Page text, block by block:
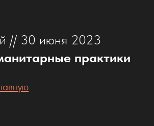
// 30 июня 2023
практики